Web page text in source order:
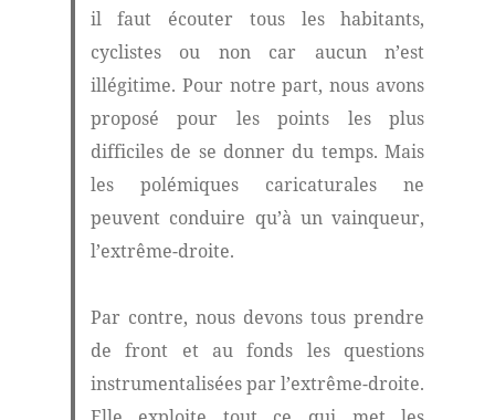
il faut écouter tous les habitants,
cyclistes ou non car aucun n’est
illégitime. Pour notre part, nous avons
proposé pour les points les plus
difficiles de se donner du temps. Mais
les polémiques caricaturales ne
peuvent conduire qu’à un vainqueur,
l’extrême-droite.
Par contre, nous devons tous prendre
de front et au fonds les questions
instrumentalisées par l’extrême-droite.